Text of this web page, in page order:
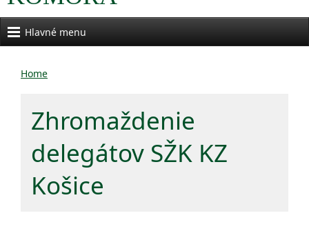
Hlavné menu
Home
Zhromaždenie
delegátov SŽK KZ
Košice